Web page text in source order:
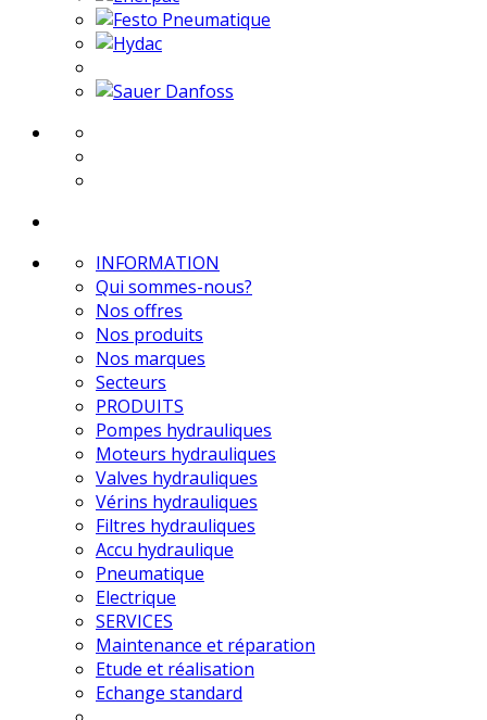
INFORMATION
Qui sommes-nous?
Nos offres
Nos produits
Nos marques
Secteurs
PRODUITS
Pompes hydrauliques
Moteurs hydrauliques
Valves hydrauliques
Vérins hydrauliques
Filtres hydrauliques
Accu hydraulique
Pneumatique
Electrique
SERVICES
Maintenance et réparation
Etude et réalisation
Echange standard